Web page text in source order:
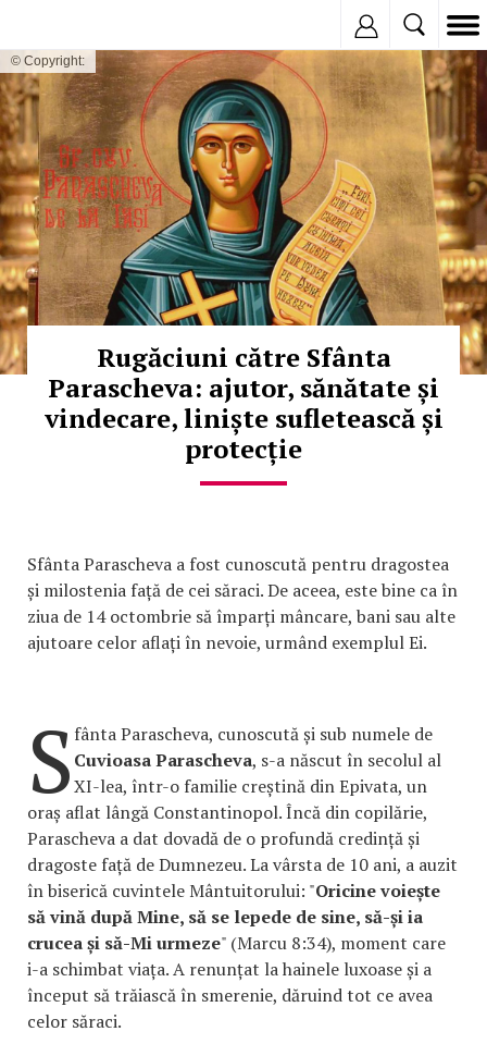
© Copyright:
Rugăciuni către Sfânta
Parascheva: ajutor, sănătate și
vindecare, liniște sufletească și
protecție
Sfânta Parascheva a fost cunoscută pentru dragostea
și milostenia față de cei săraci. De aceea, este bine ca în
ziua de 14 octombrie să împarți mâncare, bani sau alte
ajutoare celor aflați în nevoie, urmând exemplul Ei.
S fânta Parascheva, cunoscută și sub numele de
Cuvioasa Parascheva, s-a născut în secolul al
XI-lea, într-o familie creștină din Epivata, un
oraș aflat lângă Constantinopol. Încă din copilărie,
Parascheva a dat dovadă de o profundă credință și
dragoste față de Dumnezeu. La vârsta de 10 ani, a auzit
în biserică cuvintele Mântuitorului: "Oricine voiește
să vină după Mine, să se lepede de sine, să-și ia
crucea și să-Mi urmeze" (Marcu 8:34), moment care
i-a schimbat viața. A renunțat la hainele luxoase și a
început să trăiască în smerenie, dăruind tot ce avea
celor săraci.